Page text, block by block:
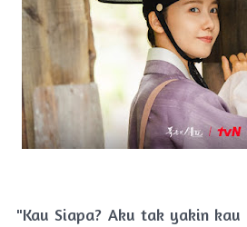
"Kau Siapa? Aku tak yakin kau